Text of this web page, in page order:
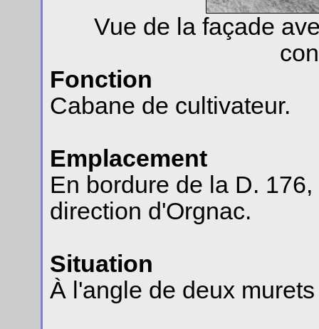
Vue de la façade
Fonction
Cabane de cultivateur.
Emplacement
En bordure de la D.
direction d'Orgnac.
Situation
À l'angle de deux